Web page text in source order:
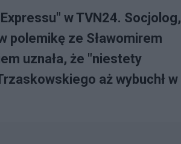
w TVN24. Socjolog,
polemikę ze Sławomirem
uznała, że "niestety
aż wybuchł w